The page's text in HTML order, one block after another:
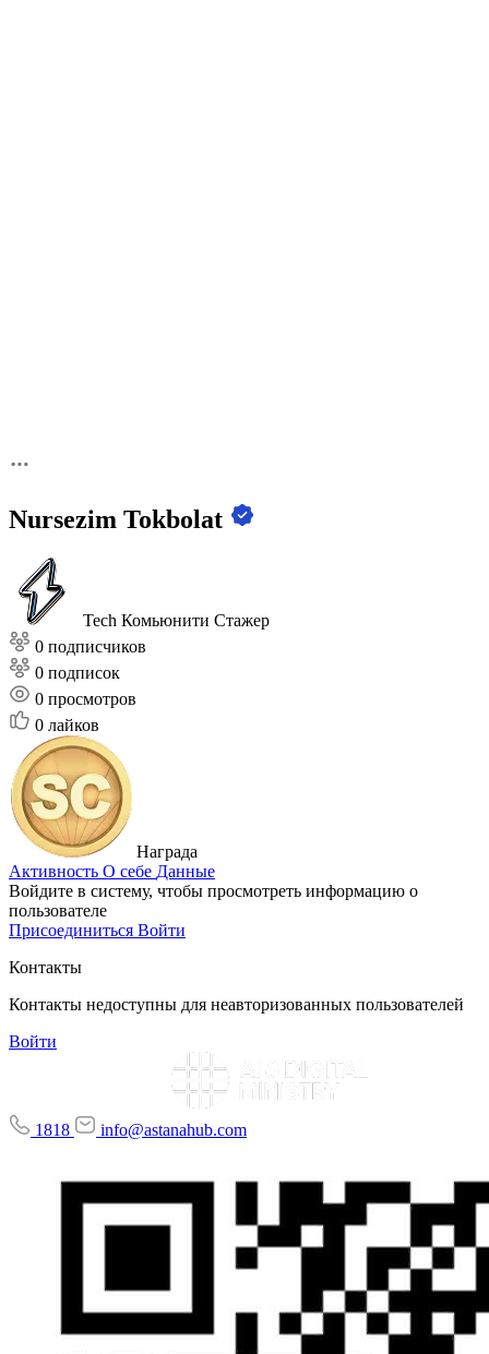
Nursezim Tokbolat
Tech Комьюнити Стажер
0 подписчиков
0 подписок
0 просмотров
0 лайков
Награда
Активность О себе Данные
Войдите в систему, чтобы просмотреть информацию о
пользователе
Присоединиться Войти
Контакты
Контакты недоступны для неавторизованных пользователей
Войти
1818 info@astanahub.com